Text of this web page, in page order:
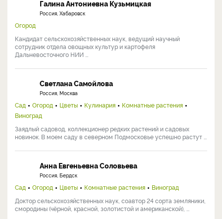
Галина Антониевна Кузьмицкая
Россия, Хабаровск
Огород
Кандидат сельскохозяйственных наук, ведущий научный
сотрудник отдела овощных культур и картофеля
Дальневосточного НИИ ...
Светлана Самойлова
Россия, Москва
Сад Огород Цветы Кулинария
Комнатные растения
Виноград
Заядлый садовод, коллекционер редких растений и садовых
новинок. В моем саду в северном Подмосковье успешно растут ...
Анна Евгеньевна Соловьева
Россия, Бердск
Сад Огород Цветы Комнатные растения
Виноград
Доктор сельскохозяйственных наук, соавтор 24 сорта земляники,
смородины (чёрной, красной, золотистой и американской), ...